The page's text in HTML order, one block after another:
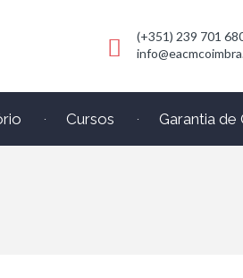
(+351) 239 701
Cursos Garantia de